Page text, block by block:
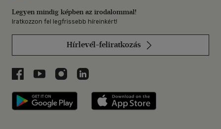
Legyen mindig képben az irodalommal!
Iratkozzon fel legfrissebb híreinkért!
Hírlevél-feliratkozás
Libri a Facebookon
Libri a Youtube-on
Libri az Instagramon
Libri a LinkedInen
Libri applikáció Szerezd meg: Google